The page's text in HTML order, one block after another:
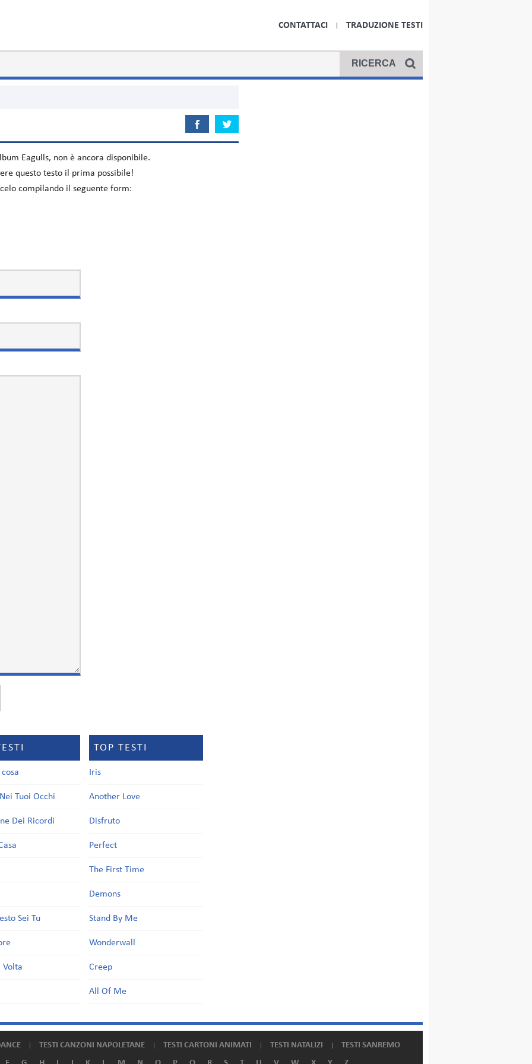
CONTATTACI TRADUZIONE TESTI
Eagulls, non è ancora disponibile.
questo testo il prima possibile!
compilando il seguente form:
Tuoi Occhi
Dei Ricordi
Sei Tu
Volta
TOP TESTI
Iris
Another Love
Disfruto
Perfect
The First Time
Demons
Stand By Me
Wonderwall
Creep
All Of Me
TESTI CANZONI NAPOLETANE TESTI CARTONI ANIMATI TESTI NATALIZI
TESTI SANREMO